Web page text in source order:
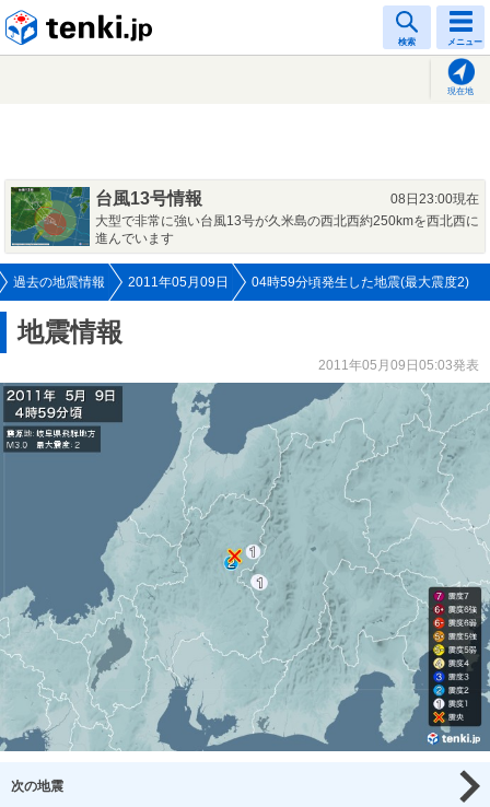
検索 メニュー
現在地
台風13号情報
08日23:00現在
大型で非常に強い台風13号が久米島の西北西約250kmを西北西に
進んでいます
過去の地震情報 2011年05月09日 04時59分頃発生した地震(最大震度2)
地震情報
2011年05月09日05:03発表
次の地震